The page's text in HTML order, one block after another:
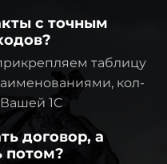
с точным
таблицу
кол-
1C
договор, а
потом?